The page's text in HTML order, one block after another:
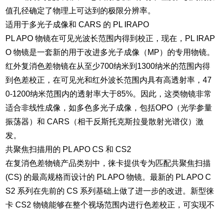
值孔径确定了物理上可达到的极限分辨率。
适用于多光子成像和 CARS 的 PL IRAPO
PL APO 物镜在可见光波长范围内得到校正，现在，PL IRAP
O 物镜是一套新的用于改进多光子成像（MP）的专用物镜。
红外复消色差物镜在从至少700纳米到1300纳米的范围内得
到色差校正，在可见光和红外波长范围内具有高透射率，47
0-1200纳米范围内的透射率大于85%。因此，这类物镜非常
适合非线性成像，如多色多光子成像，包括OPO（光学参量
振荡器）和 CARS（相干反斯托克斯拉曼散射光谱仪）激
发。
共聚焦扫描用的 PL APO CS 和 CS2
在复消色差物镜产品类别中，徕卡提供专为匹配共聚焦扫描
(CS) 的最高规格而设计的 PL APO 物镜。最新的 PL APO C
S2 系列在先前的 CS 系列基础上做了进一步的改进。新型徕
卡 CS2 物镜能够在整个视场范围内进行色差校正，可实现不